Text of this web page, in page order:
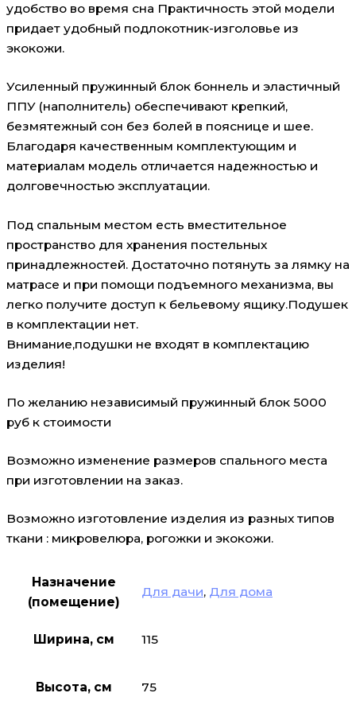
удобство во время сна Практичность этой модели
придает удобный подлокотник-изголовье из
экокожи.
Усиленный пружинный блок боннель и эластичный
ППУ (наполнитель) обеспечивают крепкий,
безмятежный сон без болей в пояснице и шее.
Благодаря качественным комплектующим и
материалам модель отличается надежностью и
долговечностью эксплуатации.
Под спальным местом есть вместительное
пространство для хранения постельных
принадлежностей. Достаточно потянуть за лямку на
матрасе и при помощи подъемного механизма, вы
легко получите доступ к бельевому ящику.Подушек
в комплектации нет.
Внимание,подушки не входят в комплектацию
изделия!
По желанию независимый пружинный блок 5000
руб к стоимости
Возможно изменение размеров спального места
при изготовлении на заказ.
Возможно изготовление изделия из разных типов
ткани : микровелюра, рогожки и экокожи.
Назначение
(помещение)
Для дачи, Для дома
Ширина, см 115
Высота, см 75